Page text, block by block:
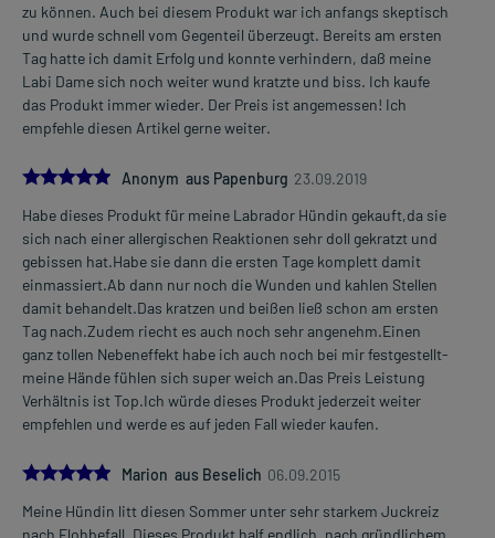
zu können. Auch bei diesem Produkt war ich anfangs skeptisch
und wurde schnell vom Gegenteil überzeugt. Bereits am ersten
Tag hatte ich damit Erfolg und konnte verhindern, daß meine
Labi Dame sich noch weiter wund kratzte und biss. Ich kaufe
das Produkt immer wieder. Der Preis ist angemessen! Ich
empfehle diesen Artikel gerne weiter.
5.0Anonym aus Papenburg 23.09.2019
Habe dieses Produkt für meine Labrador Hündin gekauft,da sie
sich nach einer allergischen Reaktionen sehr doll gekratzt und
gebissen hat.Habe sie dann die ersten Tage komplett damit
einmassiert.Ab dann nur noch die Wunden und kahlen Stellen
damit behandelt.Das kratzen und beißen ließ schon am ersten
Tag nach.Zudem riecht es auch noch sehr angenehm.Einen
ganz tollen Nebeneffekt habe ich auch noch bei mir festgestellt-
meine Hände fühlen sich super weich an.Das Preis Leistung
Verhältnis ist Top.Ich würde dieses Produkt jederzeit weiter
empfehlen und werde es auf jeden Fall wieder kaufen.
5.0
Marion aus Beselich 06.09.2015
Meine Hündin litt diesen Sommer unter sehr starkem Juckreiz
nach Flohbefall. Dieses Produkt half endlich. nach gründlichem